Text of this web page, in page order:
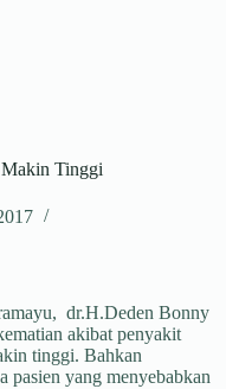
Tinggi
dr.H.Deden Bonny
akibat penyakit
tinggi. Bahkan
pasien yang menyebabkan